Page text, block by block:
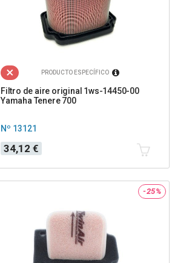
PRODUCTO ESPECÍFICO
Filtro de aire original 1ws-14450-00
Yamaha Tenere 700
Nº 13121
Precio
34,12 €
-25%